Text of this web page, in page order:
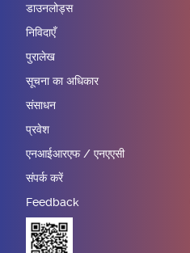
डाउनलोड्स
निविदाएँ
पुरालेख
सूचना का अधिकार
संसाधन
प्रवेश
एनआईआरएफ / एनएएसी
संपर्क करें
Feedback